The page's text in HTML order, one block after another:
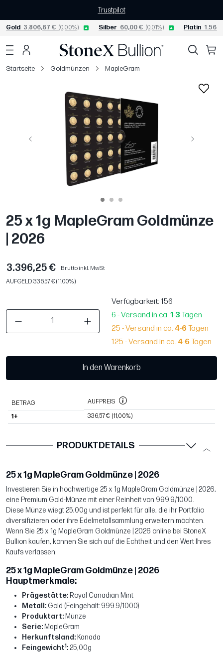
Trustpilot
Gold 3.806,67 € (0,00%) Silber 60,00 € (0,01%) Platin
Startseite Goldmünzen MapleGram
Vorige Weiter
25 x 1g MapleGram Goldmünze
| 2026
3.396,25 €
Brutto inkl. MwSt
AUFGELD: 336,57 € (11,00%)
Verfügbarkeit: 156
6 - Versand in ca. 1-3 Tagen
25 - Versand in ca. 4-6Tagen
125 - Versand in ca. 4-6Tagen
In den Warenkorb
BETRAG AUFPREIS
1+ 336,57 € (11,00%)
PRODUKTDETAILS
25 x 1g MapleGram Goldmünze | 2026
Investieren Sie in hochwertige 25 x 1g MapleGram Goldmünze | 2026,
eine Premium Gold-Münze mit einer Reinheit von 999.9/1000.
Diese Münze wiegt 25,00g und ist perfekt für alle, die ihr Portfolio
diversifizieren oder ihre Edelmetallsammlung erweitern möchten.
Wenn Sie 25 x 1g MapleGram Goldmünze | 2026 online bei StoneX
Bullion kaufen, können Sie sich auf die Echtheit und den Wert Ihres
Kaufs verlassen.
25 x 1g MapleGram Goldmünze | 2026
Hauptmerkmale:
Prägestätte: Royal Canadian Mint
Metall: Gold (Feingehalt: 999.9/1000)
Produktart: Münze
Serie: MapleGram
Herkunftsland: Kanada
Feingewicht1: 25,00g